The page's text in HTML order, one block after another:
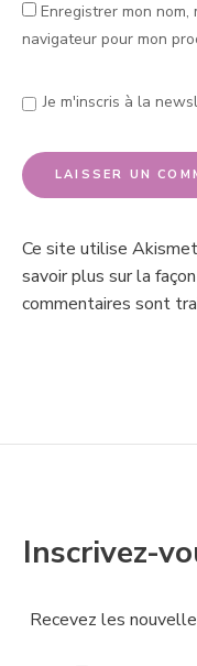
Enregistrer mon
navigateur pour mon
Je m'inscris à la
Ce site utilise
savoir plus sur la
commentaires sont
Inscrivez-
Recevez les